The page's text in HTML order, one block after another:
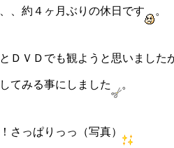
、約４ヶ月ぶりの休日です 。
ＤＶＤでも観ようと思いました
てみる事にしました 。
さっぱりっっ（写真）